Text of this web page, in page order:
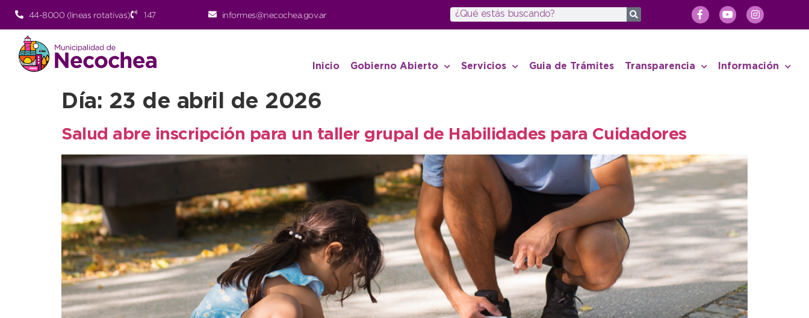
44-8000 (lineas rotativas) 147 informes@necochea.gov.ar
Inicio Gobierno Abierto Servicios Guia de Trámites Transparencia Información
Día: 23 de abril de 2026
Salud abre inscripción para un taller grupal de Habilidades para Cuidadores